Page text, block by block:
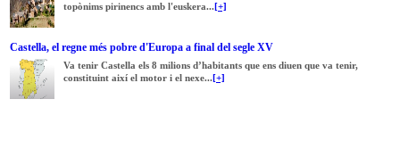
topònims pirinencs amb l'euskera...[+]
Castella, el regne més pobre d'Europa a final del segle XV
Va tenir Castella els 8 milions d’habitants que ens diuen que va tenir,
constituint així el motor i el nexe...[+]